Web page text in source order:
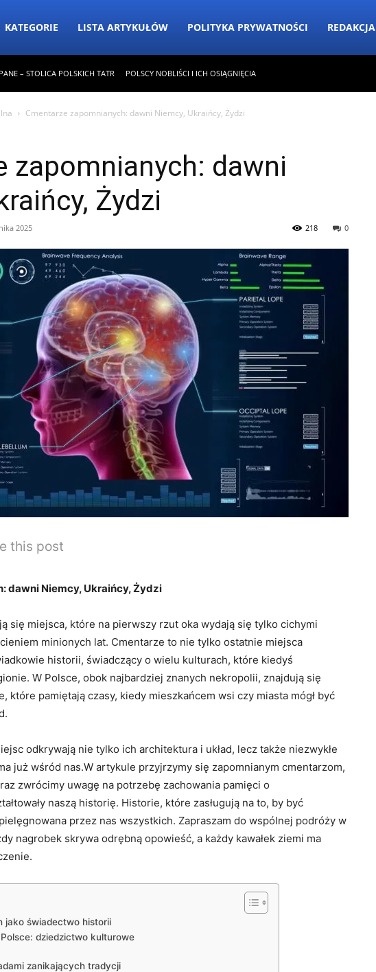
KATEGORIE LISTA ARTYKUŁÓW POLITYKA PRYWATNOŚCI REDAKCJA
– STOLICA POLSKICH TATR POLSCY NOBLIŚCI I ICH OSIĄGNIĘCIA
Cmentarze zapomnianych: dawni Niemcy, Ukraińcy, Żydzi
zapomnianych: dawni
Żydzi
2025 0
218
this post
dawni Niemcy, Ukraińcy, Żydzi
się miejsca, które na pierwszy rzut oka wydają się tylko cichymi
minionych lat. Cmentarze to nie tylko ostatnie miejsca
historii, świadczący o wielu kulturach, które kiedyś
W Polsce, obok najbardziej znanych nekropolii, znajdują się
które pamiętają czasy, kiedy mieszkańcem wsi czy miasta mógł być
odkrywają nie tylko ich architektura i układ, lecz także niezwykłe
już wśród nas.W artykule przyjrzymy się zapomnianym cmentarzom,
zwrócimy uwagę na potrzebę zachowania pamięci o
naszą historię. Historie, które zasługują na to, by być
przez nas wszystkich. Zapraszam do wspólnej podróży w
nagrobek skrywa odrębną opowieść, a każdy kawałek ziemi ma
jako świadectwo historii
dziedzictwo kulturowe
zanikających tradycji